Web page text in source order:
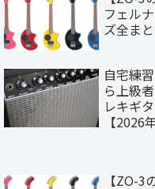
フェル
ズ全ま
自宅練
ら上級
レキギ
【2026
【ZO-3